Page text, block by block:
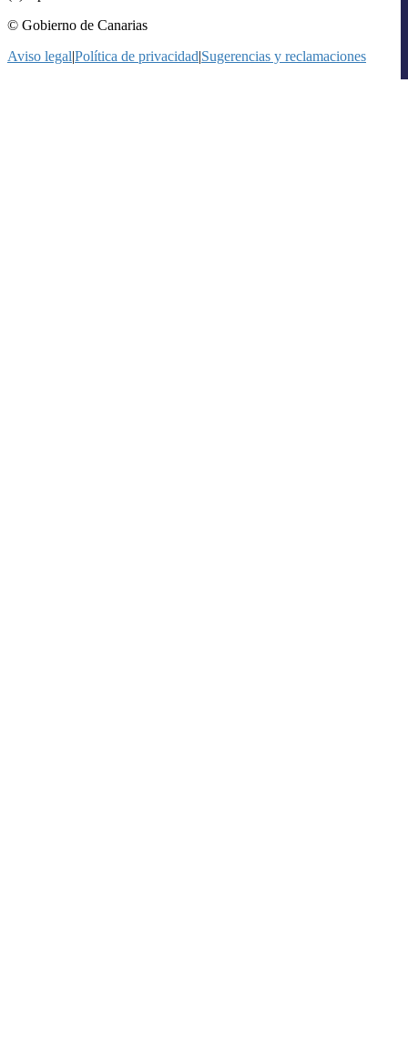
© Gobierno de Canarias
Aviso legal|Política de privacidad|Sugerencias y reclamaciones